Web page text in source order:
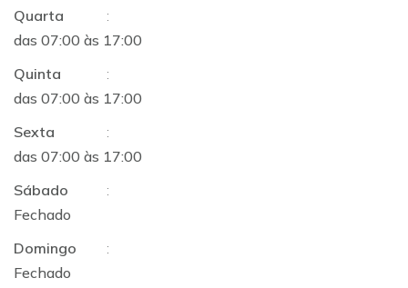
Quarta
:
das 07:00 às 17:00
Quinta
:
das 07:00 às 17:00
Sexta
:
das 07:00 às 17:00
Sábado
:
Fechado
Domingo
:
Fechado